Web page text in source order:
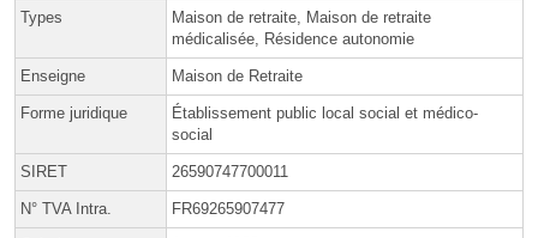
Types
Maison de retraite, Maison de retraite
médicalisée, Résidence autonomie
Enseigne Maison de Retraite
Forme juridique
Établissement public local social et médico-
social
SIRET 26590747700011
N° TVA Intra. FR69265907477